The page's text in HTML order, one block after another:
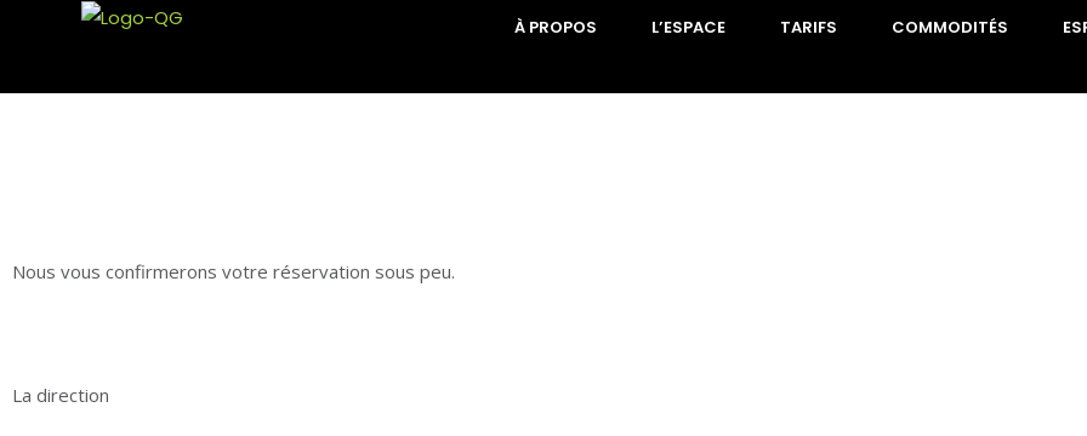
À PROPOS L’ESPACE TARIFS COMMODITÉS
Nous vous confirmerons votre réservation sous peu.
La direction